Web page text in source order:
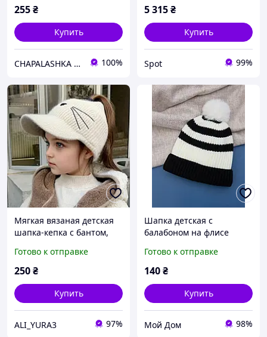
255₴
Купить
CHAPALASHKA / ЧАПАЛАШКА - магазин актуальных вещей 100%
5 315₴
Купить
Spot 99%
Мягкая вязаная детская
шапка-кепка с бантом,
Готово к отправке
250₴
Купить
ALI_YURA3 97%
Шапка детская с
балабоном на флисе
Готово к отправке
140₴
Купить
Мой Дом 98%